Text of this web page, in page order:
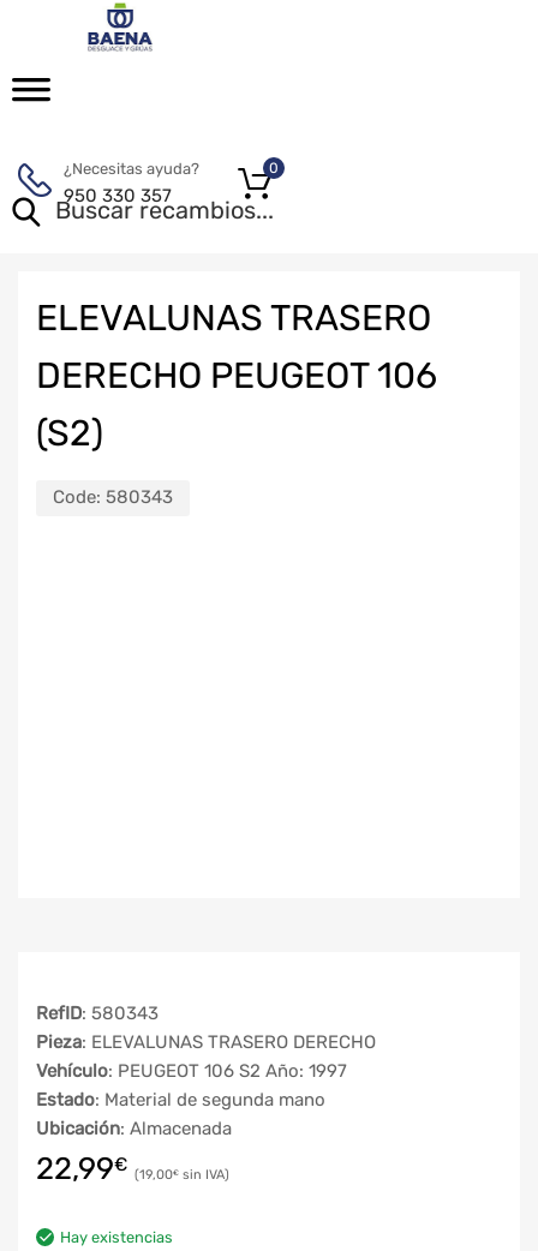
¿Necesitas ayuda?
950 330 357
0
ELEVALUNAS TRASERO
DERECHO PEUGEOT 106
(S2)
Code: 580343
RefID: 580343
Pieza: ELEVALUNAS TRASERO DERECHO
Vehículo: PEUGEOT 106 S2 Año: 1997
Estado: Material de segunda mano
Ubicación: Almacenada
22,99€ 19,00€
Hay existencias